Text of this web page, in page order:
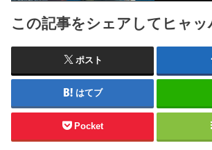
この記事をシェアしてヒャッ
ポスト
はてブ
Pocket